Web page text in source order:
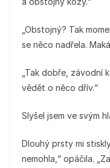
„Obstojný? Tak
se něco nadřela.
„Tak dobře, závodní
vědět o něco dřív.“
Slyšel jsem ve svým
Dlouhý prsty mi
nemohla,“ opáčila.